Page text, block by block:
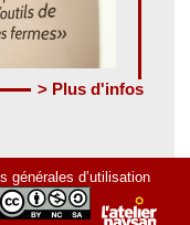
> Plus d'infos
générales d’utilisation